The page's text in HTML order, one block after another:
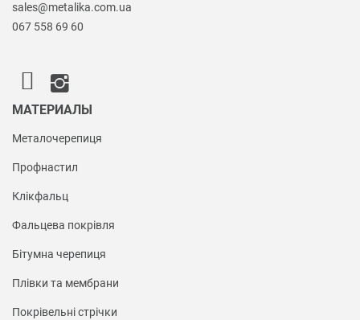
sales@metalika.com.ua
067 558 69 60
МАТЕРИАЛЫ
Металочерепиця
Профнастил
Клікфальц
Фальцева покрівля
Бітумна черепиця
Плівки та мембрани
Покрівельні стрічки